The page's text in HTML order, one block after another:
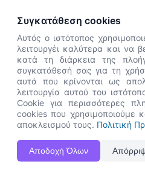
Η Ιστοσελίδα ΑνΑΔ είναι πλήρως συμβατή με τις
Apple Safari καθώς και Internet Explorer.
👋 Καλώς
Πες μου
σήμερα.
Συγκατάθεση cookies
Αυτός ο ιστότοπος
λειτουργέι καλύτερα και να
κατά τη διάρκεια της
συγκατάθεσή σας για τη
αυτά που κρίνονται ως
λειτουργία αυτού του
Cookie για περισσότερες
cookies που χρησιμοποιούμε
αποκλεισμού τους. Πολιτική
Αποδοχή Όλων